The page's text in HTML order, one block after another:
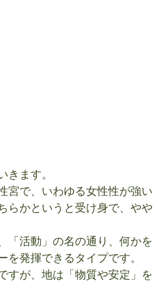
きます。
宮で、いわゆる女性性が強い
らかというと受け身で、やや
「活動」の名の通り、何かを
発揮できるタイプです。
すが、地は「物質や安定」を